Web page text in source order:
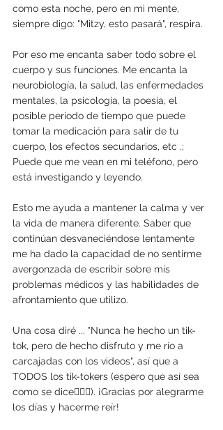
como esta noche, pero en mi mente,
siempre digo: "Mitzy, esto pasará", respira.
Por eso me encanta saber todo sobre el
cuerpo y sus funciones. Me encanta la
neurobiología, la salud, las enfermedades
mentales, la psicología, la poesía, el
posible período de tiempo que puede
tomar la medicación para salir de tu
cuerpo, los efectos secundarios, etc .;
Puede que me vean en mi teléfono, pero
está investigando y leyendo.
Esto me ayuda a mantener la calma y ver
la vida de manera diferente. Saber que
continúan desvaneciéndose lentamente
me ha dado la capacidad de no sentirme
avergonzada de escribir sobre mis
problemas médicos y las habilidades de
afrontamiento que utilizo.
Una cosa diré ... "Nunca he hecho un tik-
tok, pero de hecho disfruto y me río a
carcajadas con los videos", así que a
TODOS los tik-tokers (espero que así sea
como se dice🤷🏽‍♀️). ¡Gracias por alegrarme
los días y hacerme reír!